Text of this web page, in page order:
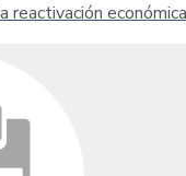
reactivación